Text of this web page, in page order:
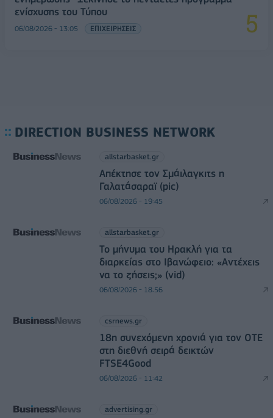
ενίσχυσης του Τύπου
06/08/2026 - 13:05 ΕΠΙΧΕΙΡΗΣΕΙΣ
DIRECTION BUSINESS NETWORK
allstarbasket.gr
Απέκτησε τον Σμάιλαγκιτς η
Γαλατάσαραϊ (pic)
06/08/2026 - 19:45
allstarbasket.gr
Το μήνυμα του Ηρακλή για τα
διαρκείας στο Ιβανώφειο: «Αντέχεις
να το ζήσεις;» (vid)
06/08/2026 - 18:56
csrnews.gr
18η συνεχόμενη χρονιά για τον ΟΤΕ
στη διεθνή σειρά δεικτών
FTSE4Good
06/08/2026 - 11:42
advertising.gr